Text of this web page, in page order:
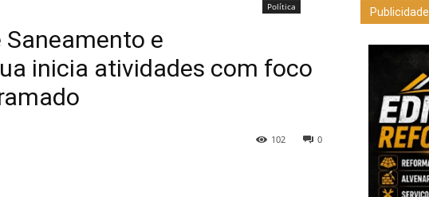
Política
Saneamento e
inicia atividades com foco
0
102
Publicidade